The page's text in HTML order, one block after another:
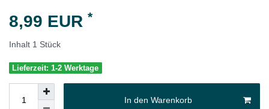
8,99 EUR *
Inhalt 1 Stück
Lieferzeit: 1-2 Werktage
In den Warenkorb